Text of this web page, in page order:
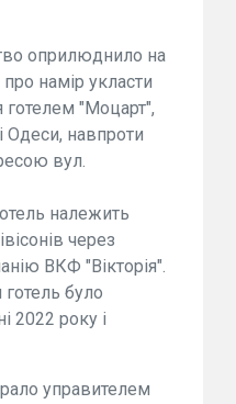
оприлюднило на
намір укласти
готелем "Моцарт",
Одеси, навпроти
вул.
належить
через
ВКФ "Вікторія".
було
2022 року і
управителем